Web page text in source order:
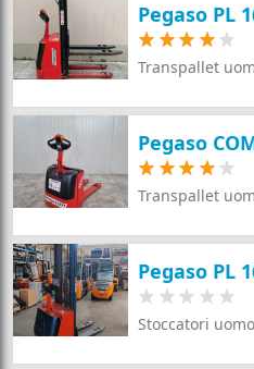
Pegaso PL
Transpallet
Pegaso
Transpallet
Pegaso PL
Stoccatori